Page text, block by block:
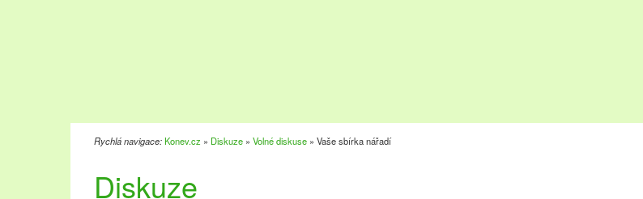
Rychlá navigace:Konev.cz » Diskuze » Volné diskuse » Vaše sbírka nářadí
Diskuze